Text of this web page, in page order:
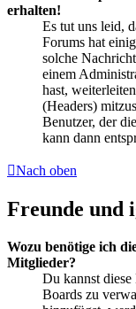
erhalten!
Es tut uns leid,
Forums hat
solche
einem
hast,
(Headers)
Benutzer, der
kann dann
Nach oben
Freunde und
Wozu benötige ich
Mitglieder?
Du kannst
Boards zu